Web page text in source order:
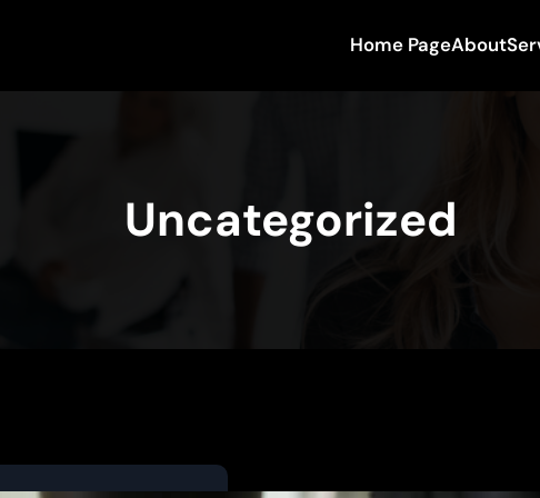
Home PageAbout
Uncategorized